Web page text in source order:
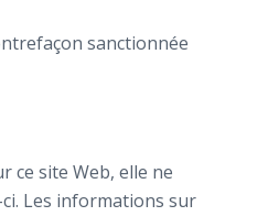
sanctionnée
ce site Web, elle ne
Les informations sur